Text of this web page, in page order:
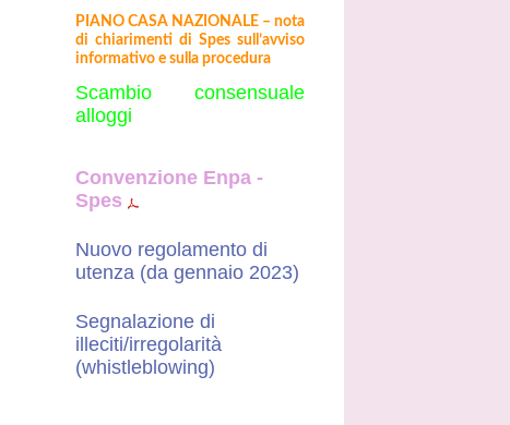
PIANO CASA NAZIONALE – nota
di chiarimenti di Spes sull’avviso
informativo e sulla procedura
Scambio consensuale
alloggi
Convenzione Enpa -
Spes
Nuovo regolamento di
utenza (da gennaio 2023)
Segnalazione di
illeciti/irregolarità
(whistleblowing)